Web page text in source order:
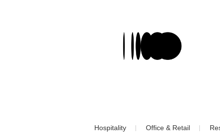
Hospitality Office & Retail